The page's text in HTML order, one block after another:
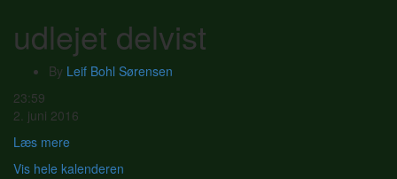
udlejet delvist
By Leif Bohl Sørensen
udlejet
delvist
23:59
2. juni 2016
Læs mere
Vis hele kalenderen